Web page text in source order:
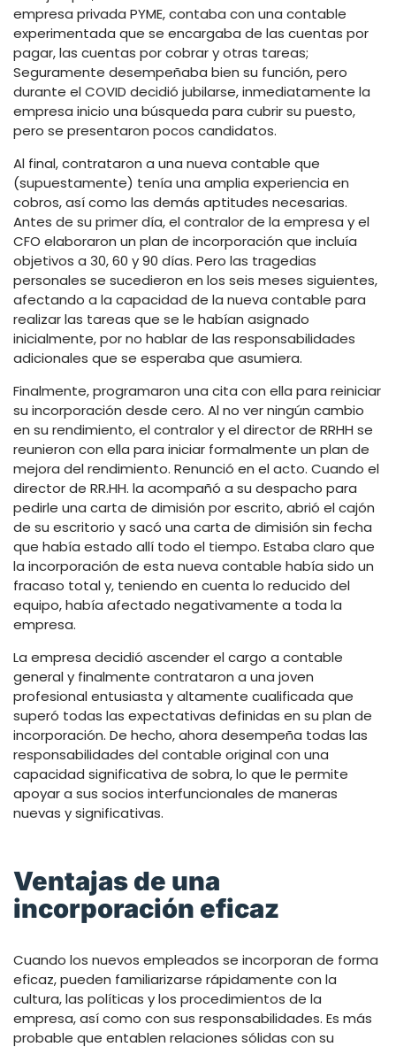
empresa privada PYME, contaba con una contable
experimentada que se encargaba de las cuentas por
pagar, las cuentas por cobrar y otras tareas;
Seguramente desempeñaba bien su función, pero
durante el COVID decidió jubilarse, inmediatamente la
empresa inicio una búsqueda para cubrir su puesto,
pero se presentaron pocos candidatos.
Al final, contrataron a una nueva contable que
(supuestamente) tenía una amplia experiencia en
cobros, así como las demás aptitudes necesarias.
Antes de su primer día, el contralor de la empresa y el
CFO elaboraron un plan de incorporación que incluía
objetivos a 30, 60 y 90 días. Pero las tragedias
personales se sucedieron en los seis meses siguientes,
afectando a la capacidad de la nueva contable para
realizar las tareas que se le habían asignado
inicialmente, por no hablar de las responsabilidades
adicionales que se esperaba que asumiera.
Finalmente, programaron una cita con ella para reiniciar
su incorporación desde cero. Al no ver ningún cambio
en su rendimiento, el contralor y el director de RRHH se
reunieron con ella para iniciar formalmente un plan de
mejora del rendimiento. Renunció en el acto. Cuando el
director de RR.HH. la acompañó a su despacho para
pedirle una carta de dimisión por escrito, abrió el cajón
de su escritorio y sacó una carta de dimisión sin fecha
que había estado allí todo el tiempo. Estaba claro que
la incorporación de esta nueva contable había sido un
fracaso total y, teniendo en cuenta lo reducido del
equipo, había afectado negativamente a toda la
empresa.
La empresa decidió ascender el cargo a contable
general y finalmente contrataron a una joven
profesional entusiasta y altamente cualificada que
superó todas las expectativas definidas en su plan de
incorporación. De hecho, ahora desempeña todas las
responsabilidades del contable original con una
capacidad significativa de sobra, lo que le permite
apoyar a sus socios interfuncionales de maneras
nuevas y significativas.
Ventajas de una
incorporación eficaz
Cuando los nuevos empleados se incorporan de forma
eficaz, pueden familiarizarse rápidamente con la
cultura, las políticas y los procedimientos de la
empresa, así como con sus responsabilidades. Es más
probable que entablen relaciones sólidas con su